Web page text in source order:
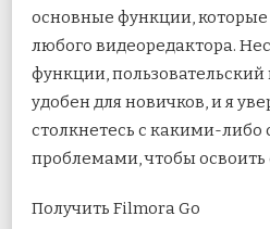
основные функции,
любого видеоредактора.
функции,
удобен для новичков, и я
столкнетесь с какими-либо
проблемами, чтобы освоить
Получить Filmora Go